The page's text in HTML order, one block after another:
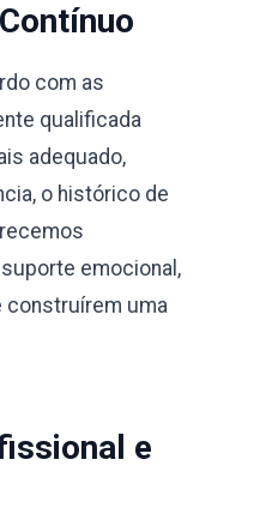
com as
qualificada
adequado,
o histórico de
emocional,
construírem uma
e